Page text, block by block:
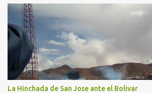
La Hinchada de San Jose ante el Bolivar